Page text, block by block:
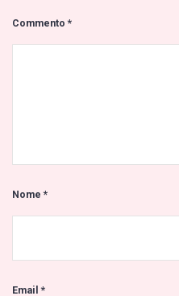
Commento*
Nome*
Email*